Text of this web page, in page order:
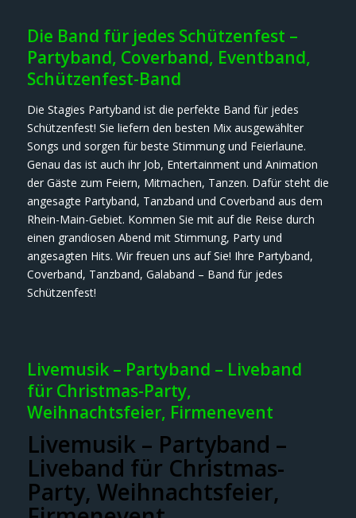
Die Band für jedes Schützenfest –
Partyband, Coverband, Eventband,
Schützenfest-Band
Die Stagies Partyband ist die perfekte Band für jedes
Schützenfest! Sie liefern den besten Mix ausgewählter
Songs und sorgen für beste Stimmung und Feierlaune.
Genau das ist auch ihr Job, Entertainment und Animation
der Gäste zum Feiern, Mitmachen, Tanzen. Dafür steht die
angesagte Partyband, Tanzband und Coverband aus dem
Rhein-Main-Gebiet. Kommen Sie mit auf die Reise durch
einen grandiosen Abend mit Stimmung, Party und
angesagten Hits. Wir freuen uns auf Sie! Ihre Partyband,
Coverband, Tanzband, Galaband – Band für jedes
Schützenfest!
Livemusik – Partyband – Liveband
für Christmas-Party,
Weihnachtsfeier, Firmenevent
Livemusik – Partyband –
Liveband für Christmas-
Party, Weihnachtsfeier,